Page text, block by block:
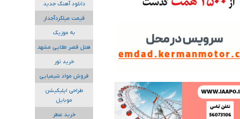
دانلود آهنگ جدید
قیمت میلگردآجدار
به موزیک
هتل قصر طلایی مشهد
خرید تور
فروش مواد شیمیایی
طراحی اپلیکیشن
موبایل
خرید عطر